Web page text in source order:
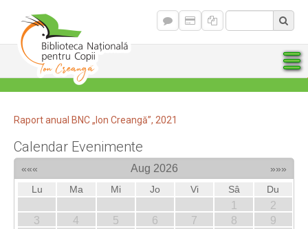
Raport anual BNC „Ion Creangă”, 2021
Calendar Evenimente
««« Aug 2026
»»»
Lu
Ma Mi Jo Vi Sâ Du
1
2
3
4 5 6 7 8
9